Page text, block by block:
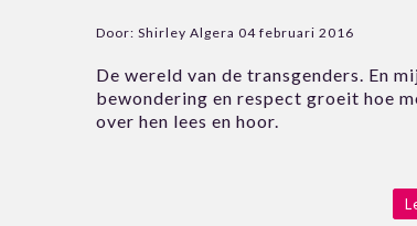
Door: Shirley Algera 04 februari 2016
De wereld van de transgenders. En
bewondering en respect groeit hoe
over hen lees en hoor.